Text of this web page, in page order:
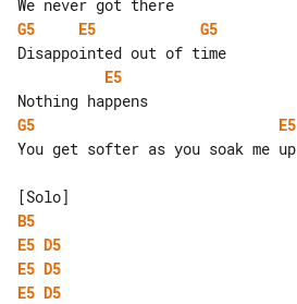
G5
E5
G5
E5
G5
E5
You get softer as you soak me up
B5
E5 D5
E5 D5
E5 D5